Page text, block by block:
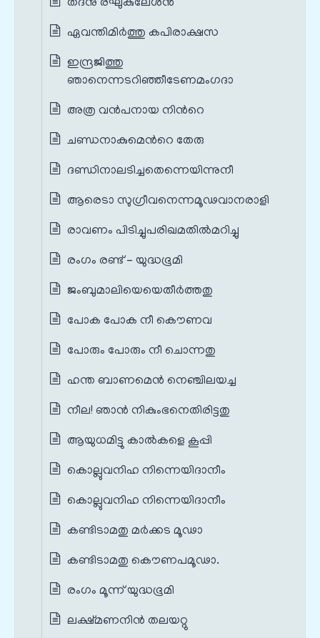
തദനു രഘുകുലേശന്‍
ഏവന്തിമിര്‍ത്തു കപിരാക്ഷസ
ഇന്ദ്രജിത്തു
ഞാനെന്നടറിഞ്ഞീടേണമംഗദാ
അത്ര വന്‍പനായ നിന്‍റെ
ചണ്ഡനാകുമെന്‍റെ തേരു
ദണ്ഡിനാലടിച്ചതെന്നെയിന്നുനീ
ആരെടാ സുഗ്രീവനെന്നമൂഢവാനരാളി
രാവണം പിടിച്ചുപരിഖമതില്‍മറിച്ചു
രംഗം രണ്ട് - യുദ്ധഭൂമി
ജംബുമാലിയെയെതീര്‍ത്തതു
പോക പോക നീ കൌണവ
പോരും പോരും നീ ചൊന്നതു
ഹന്ത ബാണമെൻ നെഞ്ചിലയച്ച
നീല! ഞാന്‍ നികുംഭനെതിരിട്ടതു
ആയുധമിട്ടു കാല്‍കളെ കൂപ്പി
കൊല്ലുവനിഹ നിന്നെയിദാനീം
കൊല്ലുവനിഹ നിന്നെയിദാനീം
കണ്ടിടാമതു മര്‍ക്കട മൂഢാ
കണ്ടിടാമതു കൌണപമൂഢാ.
രംഗം മൂന്ന് യുദ്ധഭൂമി
ലക്ഷ്മണനിന്‍ തലയറ്റു